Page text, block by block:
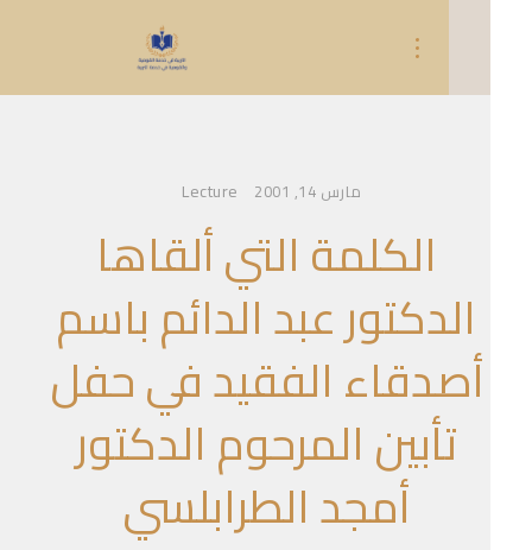
مارس 14, 2001 Lecture
الكلمة التي ألقاها
الدكتور عبد الدائم باسم
أصدقاء الفقيد في حفل
تأبين المرحوم الدكتور
أمجد الطرابلسي